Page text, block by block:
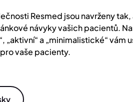
Resmed jsou navrženy tak,
návyky vašich pacientů.
„aktivní“ a „minimalistické“ vám
vaše pacienty.